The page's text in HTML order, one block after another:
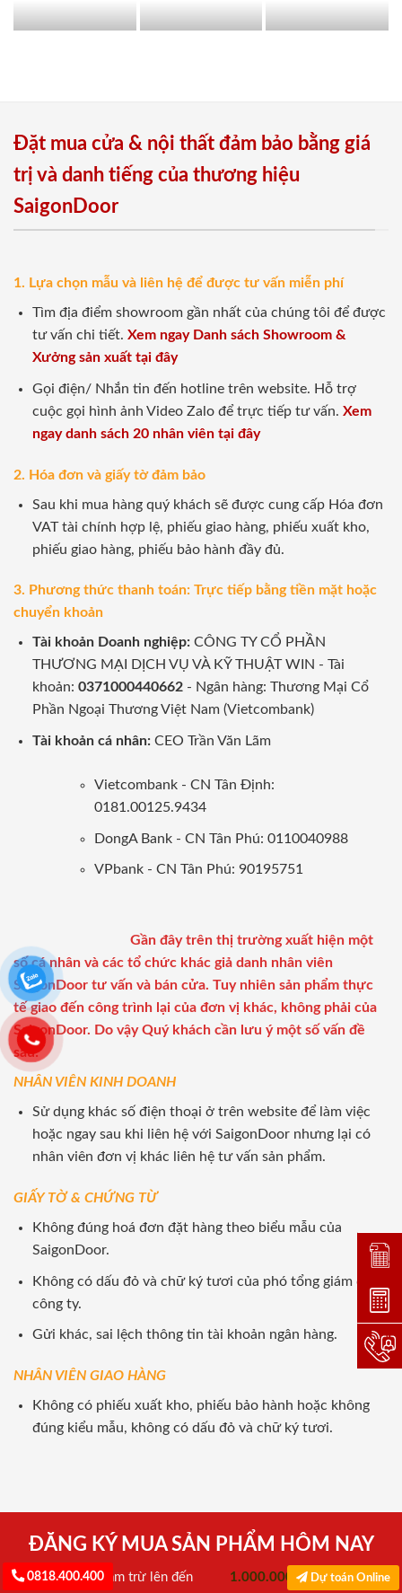
Đặt mua cửa & nội thất đảm bảo bằng giá
trị và danh tiếng của thương hiệu
SaigonDoor
1. Lựa chọn mẫu và liên hệ để được tư vấn miễn phí
Tìm địa điểm showroom gần nhất của chúng tôi để được
tư vấn chi tiết. Xem ngay Danh sách Showroom &
Xưởng sản xuất tại đây
Gọi điện/ Nhắn tin đến hotline trên website. Hỗ trợ
cuộc gọi hình ảnh Video Zalo để trực tiếp tư vấn. Xem
ngay danh sách 20 nhân viên tại đây
2. Hóa đơn và giấy tờ đảm bảo
Sau khi mua hàng quý khách sẽ được cung cấp Hóa đơn
VAT tài chính hợp lệ, phiếu giao hàng, phiếu xuất kho,
phiếu giao hàng, phiếu bảo hành đầy đủ.
3. Phương thức thanh toán: Trực tiếp bằng tiền mặt hoặc
chuyển khoản
Tài khoản Doanh nghiệp:CÔNG TY CỔ PHẦN
THƯƠNG MẠI DỊCH VỤ VÀ KỸ THUẬT WIN - Tài
khoản: 0371000440662- Ngân hàng: Thương Mại Cổ
Phần Ngoại Thương Việt Nam (Vietcombank)
Tài khoản cá nhân: CEO Trần Văn Lãm
Vietcombank - CN Tân Định:
0181.00125.9434
DongA Bank - CN Tân Phú: 0110040988
VPbank - CN Tân Phú: 90195751
Gần đây trên thị trường xuất hiện một
số cá nhân và các tổ chức khác giả danh nhân viên
SaigonDoor tư vấn và bán cửa. Tuy nhiên sản phẩm thực
tế giao đến công trình lại của đơn vị khác, không phải của
SaigonDoor. Do vậy Quý khách cần lưu ý một số vấn đề
sau:
NHÂN VIÊN KINH DOANH
Sử dụng khác số điện thoại ở trên website để làm việc
hoặc ngay sau khi liên hệ với SaigonDoor nhưng lại có
nhân viên đơn vị khác liên hệ tư vấn sản phẩm.
GIẤY TỜ & CHỨNG TỪ
Không đúng hoá đơn đặt hàng theo biểu mẫu của
SaigonDoor.
Không có dấu đỏ và chữ ký tươi của phó tổng giám đốc
công ty.
Gửi khác, sai lệch thông tin tài khoản ngân hàng.
NHÂN VIÊN GIAO HÀNG
Không có phiếu xuất kho, phiếu bảo hành hoặc không
đúng kiểu mẫu, không có dấu đỏ và chữ ký tươi.
ĐĂNG KÝ MUA SẢN PHẨM HÔM NAY
Cơ hội được giảm trừ lên đến 1.000.000đ
khi đặt mua
0818.400.400 Dự toán Online
Đặt
Dự